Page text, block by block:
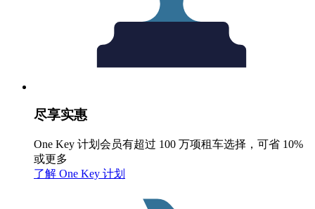
尽享实惠
One Key 计划会员有超过 100 万项租车选择，可省 10%
或更多
了解 One Key 计划